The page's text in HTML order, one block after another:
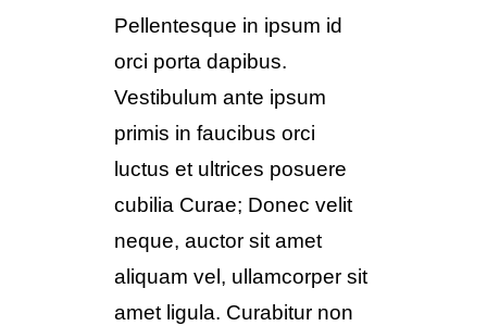
Pellentesque in ipsum id
orci porta dapibus.
Vestibulum ante ipsum
primis in faucibus orci
luctus et ultrices posuere
cubilia Curae; Donec velit
neque, auctor sit amet
aliquam vel, ullamcorper sit
amet ligula. Curabitur non